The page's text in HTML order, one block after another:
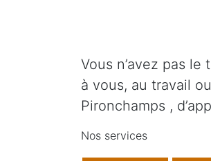
Vous n’avez pas
à vous, au travail
Pironchamps ,
Nos services